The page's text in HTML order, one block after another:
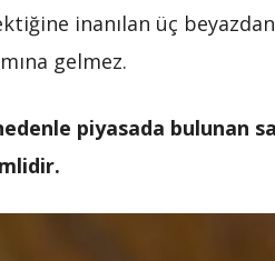
inanılan üç
gelmez.
piyasada bulunan